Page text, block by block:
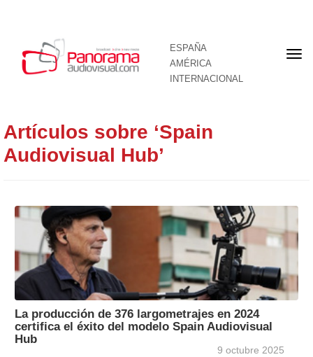
ESPAÑA
AMÉRICA
INTERNACIONAL
Artículos sobre ‘Spain
Audiovisual Hub’
La producción de 376 largometrajes en 2024
certifica el éxito del modelo Spain Audiovisual
Hub
9 octubre 2025